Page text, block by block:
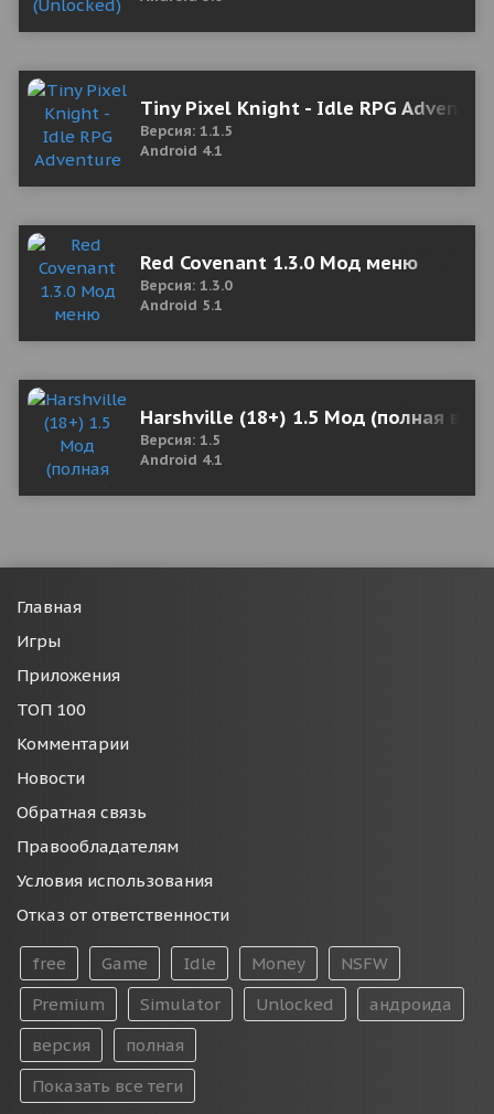
Tiny Pixel Knight - Idle RPG
Версия: 1.1.5
Android 4.1
Red Covenant 1.3.0 Мод меню
Версия: 1.3.0
Android 5.1
Harshville (18+) 1.5 Мод (полная
Версия: 1.5
Android 4.1
Главная
Игры
Приложения
ТОП 100
Комментарии
Новости
Обратная связь
Правообладателям
Условия использования
Отказ от ответственности
free Game Idle Money
NSFW
Premium
Simulator Unlocked
андроида
версия
полная
Показать все теги